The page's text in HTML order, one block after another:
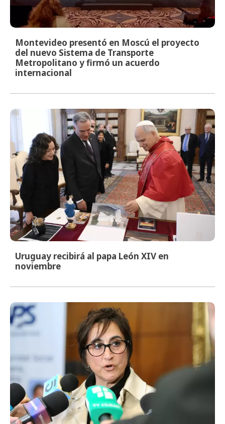
Montevideo presentó en Moscú el proyecto
del nuevo Sistema de Transporte
Metropolitano y firmó un acuerdo
internacional
Uruguay recibirá al papa León XIV en
noviembre